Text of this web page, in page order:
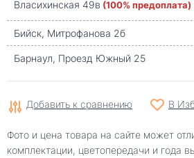
Власихинская 49в (100% предоплата)
Бийск, Митрофанова 2б
Барнаул, Проезд Южный 25
Добавить к сравнению В
Фото и цена товара на сайте может
комплектации, цветопередачи и года